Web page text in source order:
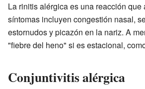
La rinitis alérgica es una reacción que
síntomas incluyen congestión nasal,
estornudos y picazón en la nariz. A
"fiebre del heno" si es estacional,
Conjuntivitis alérgica